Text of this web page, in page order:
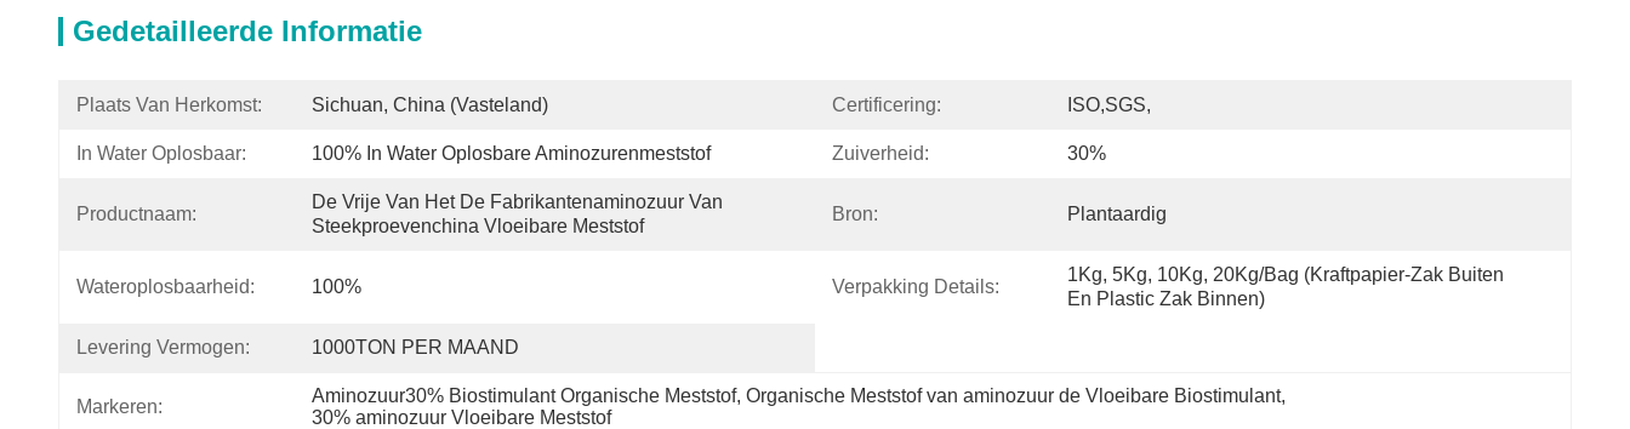
Gedetailleerde Informatie
Plaats Van Herkomst: Sichuan, China (vasteland) Certificering: ISO,SGS,
In Water Oplosbaar: 100% In Water Oplosbare Aminozurenmeststof Zuiverheid: 30%
Productnaam:
De Vrije Van Het De Fabrikantenaminozuur Van
Steekproevenchina Vloeibare Meststof
Bron: Plantaardig
Wateroplosbaarheid: 100% Verpakking Details:
1Kg, 5Kg, 10Kg, 20Kg/Bag (Kraftpapier-Zak Buiten
En Plastic Zak Binnen)
Levering Vermogen: 1000TON PER MAAND
Markeren:
Aminozuur30% Biostimulant Organische Meststof, Organische Meststof van aminozuur de Vloeibare Biostimulant,
30% aminozuur Vloeibare Meststof